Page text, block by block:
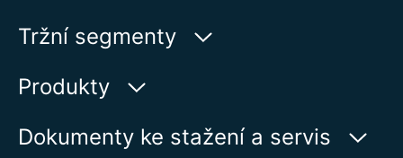
AUMA Riester
Aumastr 1
79379 Muellheim | Germany
Zobrazit na kartě
Tržní segmenty
Voda
Výroba elektrické energie
Produkty
Vyhledávač výrobků
Dokumenty ke stažení a servis